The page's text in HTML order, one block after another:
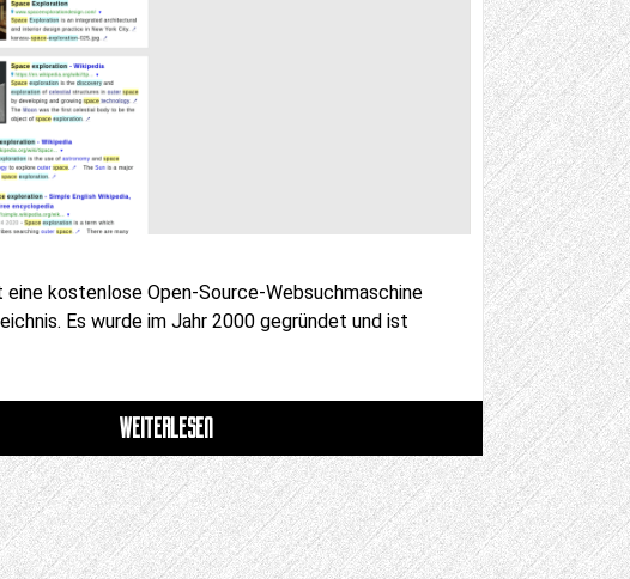
eine kostenlose Open-Source-Websuchmaschine
Es wurde im Jahr 2000 gegründet und ist
WEITERLESEN